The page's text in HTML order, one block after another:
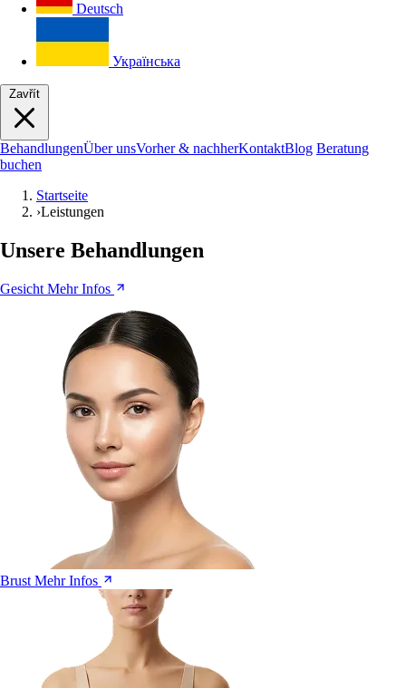
Deutsch
Українська
Zavřít
BehandlungenÜber unsVorher & nachherKontaktBlog Beratung
buchen
Startseite
›Leistungen
Unsere Behandlungen
Gesicht Mehr Infos
Brust Mehr Infos